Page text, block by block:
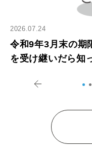
2026.07.24
令和9年3月末の期
を受け継いだら知